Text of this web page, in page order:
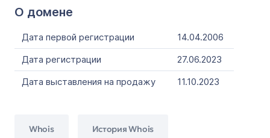
О домене
Дата первой регистрации
14.04.2006
Дата регистрации
27.06.2023
Дата выставления на продажу
11.10.2023
Whois История Whois